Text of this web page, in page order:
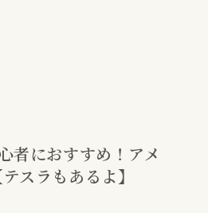
者におすすめ！アメ
スラもあるよ】